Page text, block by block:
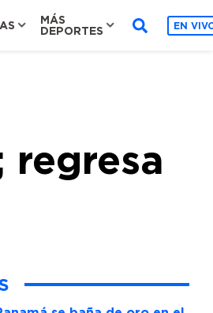
MÁS
DEPORTES
EN
regresa